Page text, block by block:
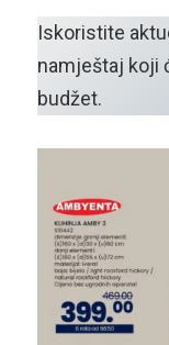
Iskoristite
namještaj koji
budžet.